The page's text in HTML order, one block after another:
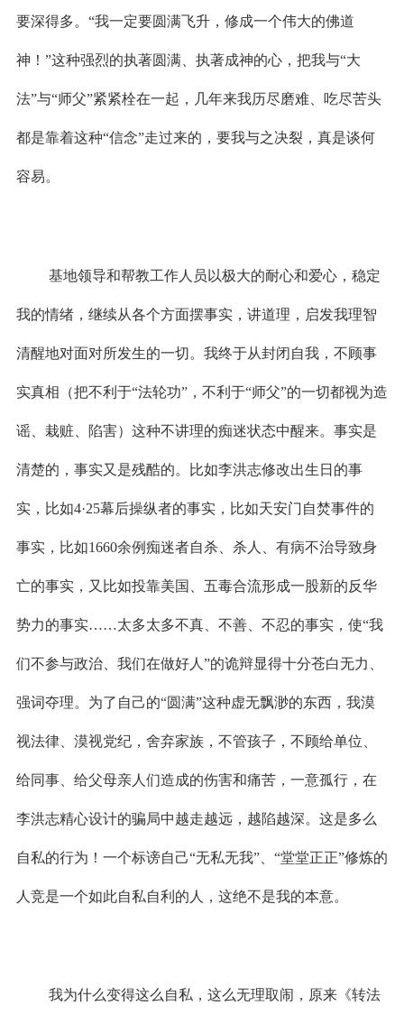
要深得多。“我一定要圆满飞升，修成一个伟大的佛道
神！”这种强烈的执著圆满、执著成神的心，把我与“大
法”与“师父”紧紧栓在一起，几年来我历尽磨难、吃尽苦头
都是靠着这种“信念”走过来的，要我与之决裂，真是谈何
容易。
基地领导和帮教工作人员以极大的耐心和爱心，稳定
我的情绪，继续从各个方面摆事实，讲道理，启发我理智
清醒地对面对所发生的一切。我终于从封闭自我，不顾事
实真相（把不利于“法轮功”，不利于“师父”的一切都视为造
谣、栽赃、陷害）这种不讲理的痴迷状态中醒来。事实是
清楚的，事实又是残酷的。比如李洪志修改出生日的事
实，比如4·25幕后操纵者的事实，比如天安门自焚事件的
事实，比如1660余例痴迷者自杀、杀人、有病不治导致身
亡的事实，又比如投靠美国、五毒合流形成一股新的反华
势力的事实……太多太多不真、不善、不忍的事实，使“我
们不参与政治、我们在做好人”的诡辩显得十分苍白无力、
强词夺理。为了自己的“圆满”这种虚无飘渺的东西，我漠
视法律、漠视党纪，舍弃家族，不管孩子，不顾给单位、
给同事、给父母亲人们造成的伤害和痛苦，一意孤行，在
李洪志精心设计的骗局中越走越远，越陷越深。这是多么
自私的行为！一个标谤自己“无私无我”、“堂堂正正”修炼的
人竞是一个如此自私自利的人，这绝不是我的本意。
我为什么变得这么自私，这么无理取闹，原来《转法